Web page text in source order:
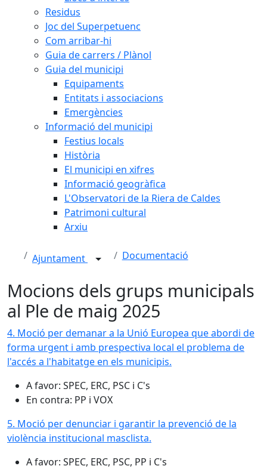
Residus
Joc del Superpetuenc
Com arribar-hi
Guia de carrers / Plànol
Guia del municipi
Equipaments
Entitats i associacions
Emergències
Informació del municipi
Festius locals
Història
El municipi en xifres
Informació geogràfica
L'Observatori de la Riera de Caldes
Patrimoni cultural
Arxiu
Ajuntament Documentació
Mocions dels grups municipals
al Ple de maig 2025
4. Moció per demanar a la Unió Europea que abordi de
forma urgent i amb prespectiva local el problema de
l'accés a l'habitatge en els municipis.
A favor: SPEC, ERC, PSC i C's
En contra: PP i VOX
5. Moció per denunciar i garantir la prevenció de la
violència institucional masclista.
A favor: SPEC, ERC, PSC, PP i C's